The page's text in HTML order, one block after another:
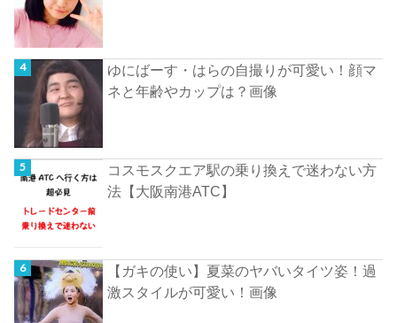
ゆにばーす・はらの自撮りが可愛い！顔マ
ネと年齢やカップは？画像
コスモスクエア駅の乗り換えで迷わない方
法【大阪南港ATC】
【ガキの使い】夏菜のヤバいタイツ姿！過
激スタイルが可愛い！画像